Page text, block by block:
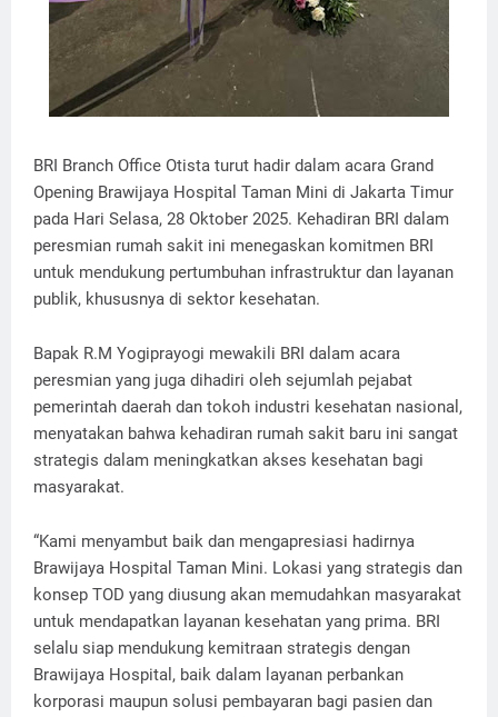
BRI Branch Office Otista turut hadir dalam acara Grand
Opening Brawijaya Hospital Taman Mini di Jakarta Timur
pada Hari Selasa, 28 Oktober 2025. Kehadiran BRI dalam
peresmian rumah sakit ini menegaskan komitmen BRI
untuk mendukung pertumbuhan infrastruktur dan layanan
publik, khususnya di sektor kesehatan.
Bapak R.M Yogiprayogi mewakili BRI dalam acara
peresmian yang juga dihadiri oleh sejumlah pejabat
pemerintah daerah dan tokoh industri kesehatan nasional,
menyatakan bahwa kehadiran rumah sakit baru ini sangat
strategis dalam meningkatkan akses kesehatan bagi
masyarakat.
“Kami menyambut baik dan mengapresiasi hadirnya
Brawijaya Hospital Taman Mini. Lokasi yang strategis dan
konsep TOD yang diusung akan memudahkan masyarakat
untuk mendapatkan layanan kesehatan yang prima. BRI
selalu siap mendukung kemitraan strategis dengan
Brawijaya Hospital, baik dalam layanan perbankan
korporasi maupun solusi pembayaran bagi pasien dan